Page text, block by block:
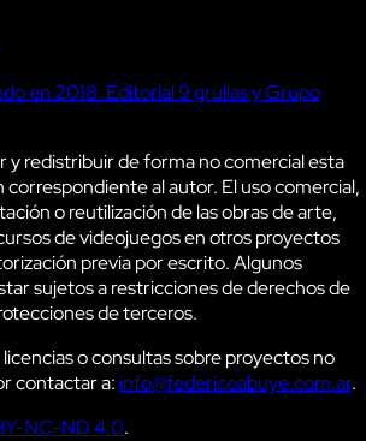
en 2018. Editorial 9 grullas y Grupo
redistribuir de forma no comercial esta
correspondiente al autor. El uso comercial,
o reutilización de las obras de arte,
de videojuegos en otros proyectos
previa por escrito. Algunos
sujetos a restricciones de derechos de
de terceros.
o consultas sobre proyectos no
contactar a: info@federicoabuye.com.ar.
NC-ND 4.0.